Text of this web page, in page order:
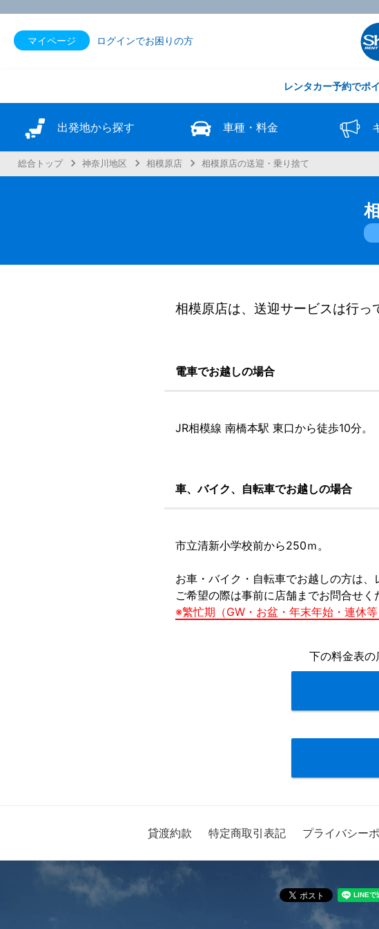
マイページ ログインでお困りの方
レンタカー予約でポ
出発地から探す 車種・料金
総合トップ 神奈川地区 相模原店 相模原店の送迎・乗り捨て
相模原店は、送迎サービスは行っ
電車でお越しの場合
JR相模線 南橋本駅 東口から徒歩10分。
車、バイク、自転車でお越しの場合
市立清新小学校前から250ｍ。
お車・バイク・自転車でお越しの方は、
ご希望の際は事前に店舗までお問合せく
※繁忙期（GW・お盆・年末年始・連休
下の料金表の
貸渡約款 特定商取引表記 プライバシー